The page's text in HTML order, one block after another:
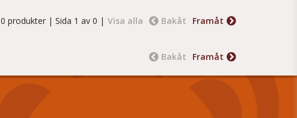
Framåt
Bakåt
Visa alla
0 produkter | Sida 1 av 0 |
Framåt
Bakåt